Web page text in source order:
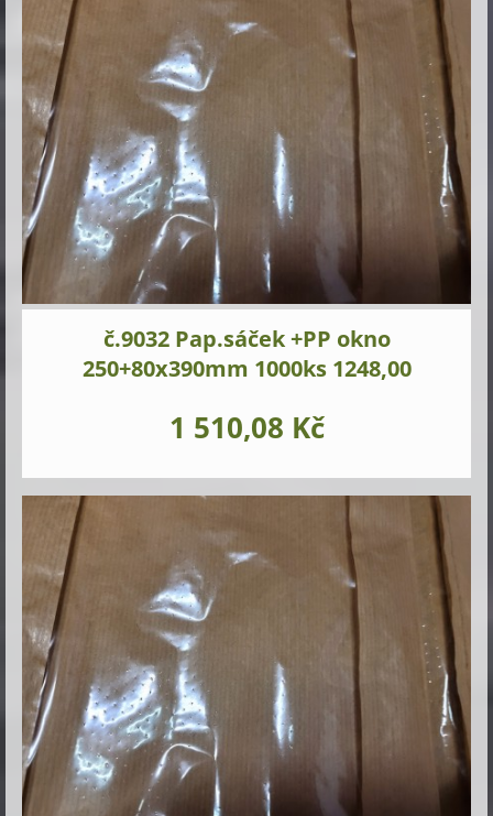
č.9032 Pap.sáček +PP okno
250+80x390mm 1000ks 1248,00
1 510,08 Kč